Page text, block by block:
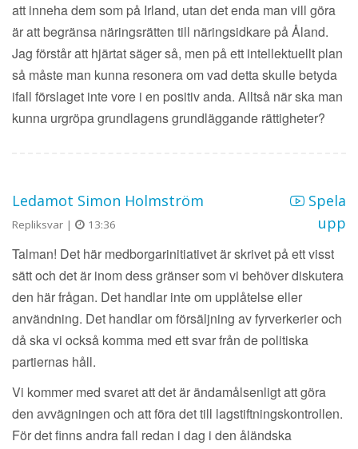
att inneha dem som på Irland, utan det enda man vill göra
är att begränsa näringsrätten till näringsidkare på Åland.
Jag förstår att hjärtat säger så, men på ett intellektuellt plan
så måste man kunna resonera om vad detta skulle betyda
ifall förslaget inte vore i en positiv anda. Alltså när ska man
kunna urgröpa grundlagens grundläggande rättigheter?
Ledamot Simon Holmström
Repliksvar | 13:36
Spela
upp
Talman! Det här medborgarinitiativet är skrivet på ett visst
sätt och det är inom dess gränser som vi behöver diskutera
den här frågan. Det handlar inte om upplåtelse eller
användning. Det handlar om försäljning av fyrverkerier och
då ska vi också komma med ett svar från de politiska
partiernas håll.
Vi kommer med svaret att det är ändamålsenligt att göra
den avvägningen och att föra det till lagstiftningskontrollen.
För det finns andra fall redan i dag i den åländska